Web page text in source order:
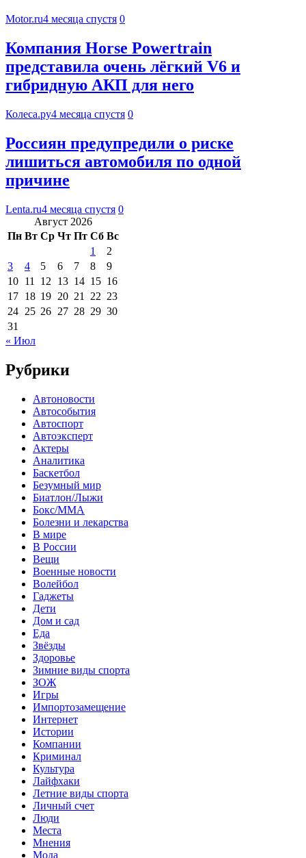
Motor.ru4 месяца спустя 0
Компания Horse Powertrain
представила очень лёгкий V6 и
гибридную АКП для него
Колеса.ру4 месяца спустя 0
Россиян предупредили о риске
лишиться автомобиля по одной
причине
Lenta.ru4 месяца спустя 0
Август 2026
Пн Вт Ср Чт Пт Сб Вс
1
2
3
4 5 6 7 8
9
10 11 12 13 14 15 16
17 18 19 20 21 22 23
24 25 26 27 28 29 30
31
« Июл
Рубрики
Автоновости
Автособытия
Автоспорт
Автоэксперт
Актеры
Аналитика
Баскетбол
Безумный мир
Биатлон/Лыжи
Бокс/MMA
Болезни и лекарства
В мире
В России
Вещи
Военные новости
Волейбол
Гаджеты
Дети
Дом и сад
Еда
Звёзды
Здоровье
Зимние виды спорта
ЗОЖ
Игры
Импортозамещение
Интернет
Истории
Компании
Криминал
Культура
Лайфхаки
Летние виды спорта
Личный счет
Люди
Места
Мнения
Мода